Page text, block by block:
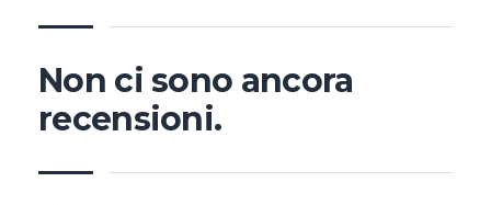
Non ci sono ancora
recensioni.